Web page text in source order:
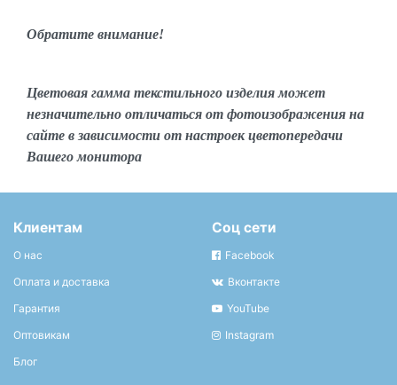
Обратите внимание!
Цветовая гамма текстильного изделия может
незначительно отличаться от фотоизображения на
сайте в зависимости от настроек цветопередачи
Вашего монитора
Клиентам
О нас
Оплата и доставка
Гарантия
Оптовикам
Блог
Соц сети
Facebook
Вконтакте
YouTube
Instagram